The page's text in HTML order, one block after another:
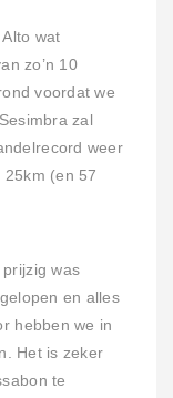
wat
zo’n 10
voordat we
zal
weer
(en 57
was
en alles
hebben we in
Het is zeker
te